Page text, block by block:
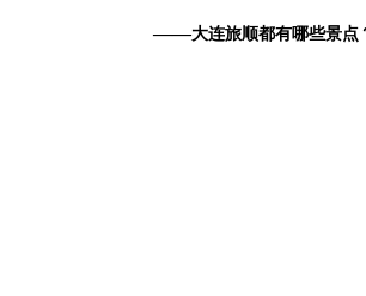
——大连旅顺都有哪些景点